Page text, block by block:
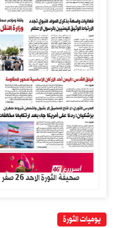
صحيفة الثورة الاحد 26 صفر 1448- 9 اغسطس 2026
يوميات الثورة